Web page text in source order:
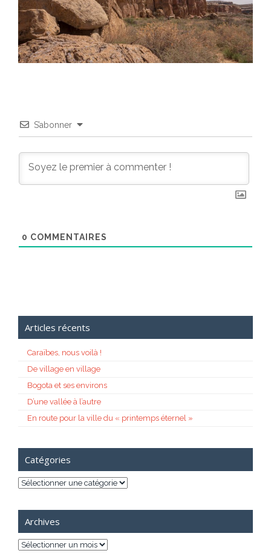
S’abonner
0 COMMENTAIRES
Articles récents
Caraïbes, nous voilà !
De village en village
Bogota et ses environs
D’une vallée à l’autre
En route pour la ville du « printemps éternel »
Catégories
Catégories
Archives
Archives